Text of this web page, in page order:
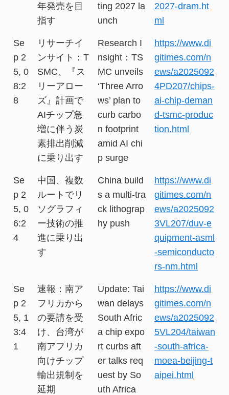
年発売を目
指す
ting 2027 la
unch
2027-dram.ht
ml
Se
p 2
5, 0
8:2
8
リサーチイ
ンサイト：T
SMC、『ス
リーアロー
ズ』計画で
AIチップ急
増に伴う炭
素排出削減
に乗り出す
Research I
nsight：TS
MC unveils
‘Three Arro
ws’ plan to
curb carbo
n footprint
amid AI chi
p surge
https://www.di
gitimes.com/n
ews/a2025092
4PD207/chips-
ai-chip-deman
d-tsmc-produc
tion.html
Se
p 2
5, 0
6:2
4
中国、複数
ルートでリ
ソグラフィ
ー技術の推
進に乗り出
す
China build
s a multi-tra
ck lithograp
hy push
https://www.di
gitimes.com/n
ews/a2025092
3VL207/duv-e
quipment-asml
-semiconducto
rs-nm.html
Se
p 2
5, 1
3:4
1
速報：南ア
フリカから
の要請を受
け、台湾が
南アフリカ
向けチップ
輸出規制を
延期
Update: Tai
wan delays
South Afric
a chip expo
rt curbs aft
er talks req
uest by So
uth Africa
https://www.di
gitimes.com/n
ews/a2025092
5VL204/taiwan
-south-africa-
moea-beijing-t
aipei.html